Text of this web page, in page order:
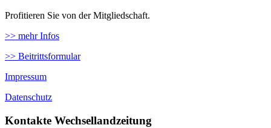
Profitieren Sie von der Mitgliedschaft.
>> mehr Infos
>> Beitrittsformular
Impressum
Datenschutz
Kontakte Wechsellandzeitung